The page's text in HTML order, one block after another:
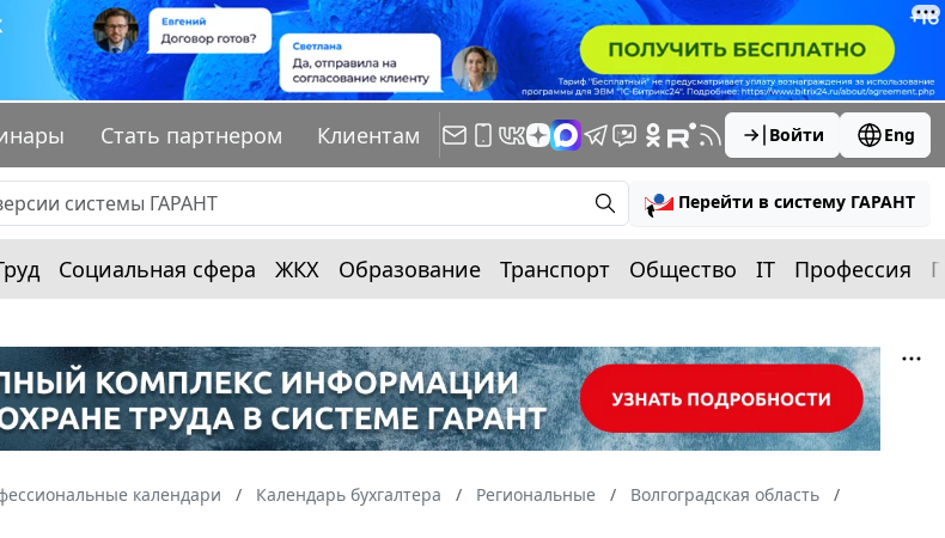
Стать партнером Клиентам Войти Eng
Перейти в систему ГАРАНТ
Социальная сфера ЖКХ Образование Транспорт Общество IT Профессия
календари Календарь бухгалтера Региональные
Волгоградская область